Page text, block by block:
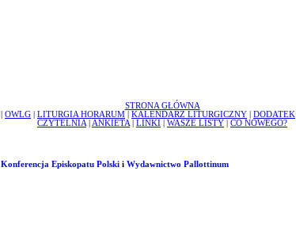
STRONA GŁÓWNA
OWLG LITURGIA HORARUM KALENDARZ LITURGICZNY DODATEK
CZYTELNIA
ANKIETA LINKI WASZE LISTY CO NOWEGO?
Konferencja Episkopatu Polskii Wydawnictwo Pallottinum